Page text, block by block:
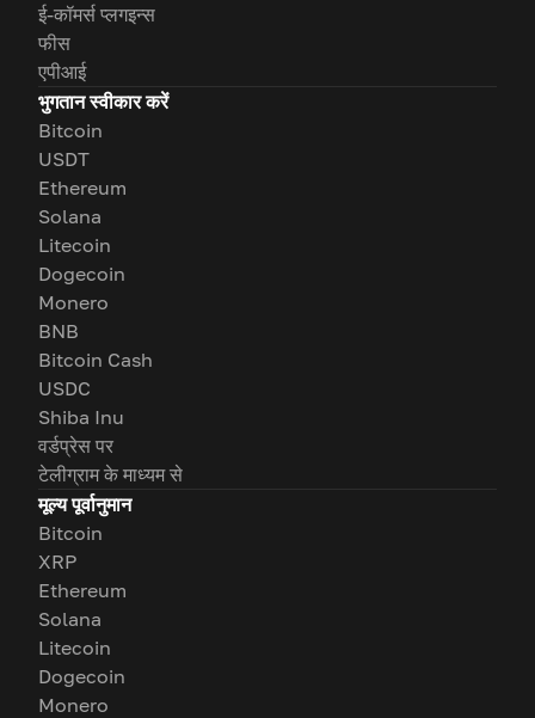
ई-कॉमर्स प्लगइन्स
फीस
एपीआई
भुगतान स्वीकार करें
Bitcoin
USDT
Ethereum
Solana
Litecoin
Dogecoin
Monero
BNB
Bitcoin Cash
USDC
Shiba Inu
वर्डप्रेस पर
टेलीग्राम के माध्यम से
मूल्य पूर्वानुमान
Bitcoin
XRP
Ethereum
Solana
Litecoin
Dogecoin
Monero